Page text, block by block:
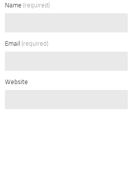
Name (required)
Email (required)
Website